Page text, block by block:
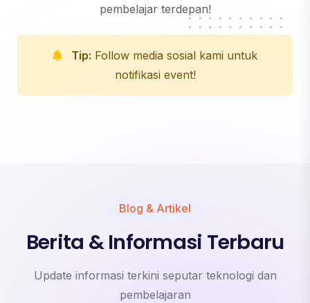
pembelajar terdepan!
Tip: Follow media sosial kami untuk
notifikasi event!
Blog & Artikel
Berita & Informasi Terbaru
Update informasi terkini seputar teknologi dan
pembelajaran